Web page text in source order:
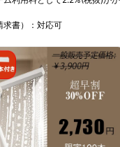
致します。
求書）：対応可